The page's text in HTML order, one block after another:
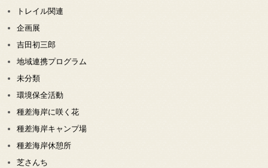
トレイル関連
企画展
吉田初三郎
地域連携プログラム
未分類
環境保全活動
種差海岸に咲く花
種差海岸キャンプ場
種差海岸休憩所
芝さんち